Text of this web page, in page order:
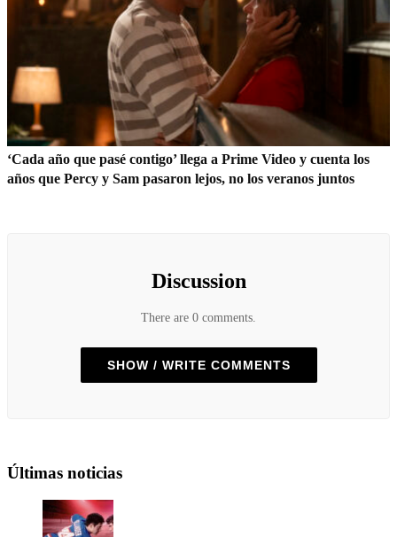
‘Cada año que pasé contigo’ llega a Prime Video y cuenta los
años que Percy y Sam pasaron lejos, no los veranos juntos
Discussion
There are 0 comments.
SHOW / WRITE COMMENTS
Últimas noticias